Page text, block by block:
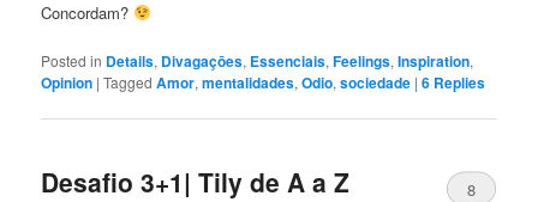
Concordam?
Posted in Details, Divagaçōes, Essenciais,Feelings,Inspiration,
Opinion |Tagged Amor,mentalidades,Odio,sociedade |6 Replies
Desafio 3+1| Tily de A a Z 8